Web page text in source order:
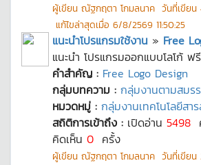
ผู้เขียน ณัฐกฤตา โกมลนาค วันที่เขียน
แก้ไขล่าสุดเมื่อ 6/8/2569 11:50:25
แนะนำโปรแกรมใช้งาน » Free
แนะนำ โปรแกรมออกแบบโลโก้ ฟ
คำสำคัญ : Free Logo Design
กลุ่มบทความ : กลุ่มงานตามสมร
หมวดหมู่ : กลุ่มงานเทคโนโลยีสา
สถิติการเข้าถึง : เปิดอ่าน 5498
คิดเห็น 0 ครั้ง
ผู้เขียน ณัฐกฤตา โกมลนาค วันที่เขียน